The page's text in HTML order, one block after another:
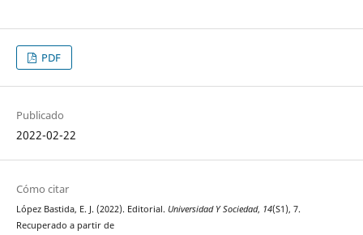
PDF
Publicado
2022-02-22
Cómo citar
López Bastida, E. J. (2022). Editorial. Universidad Y Sociedad, 14(S1), 7.
Recuperado a partir de